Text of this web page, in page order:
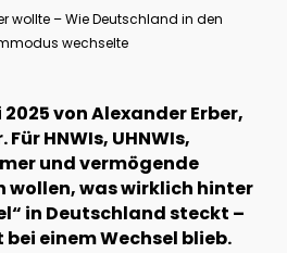
wollte – Wie Deutschland in den
wechselte
von Alexander Erber,
HNWIs, UHNWIs,
und vermögende
wollen, was wirklich hinter
in Deutschland steckt –
einem Wechsel blieb.